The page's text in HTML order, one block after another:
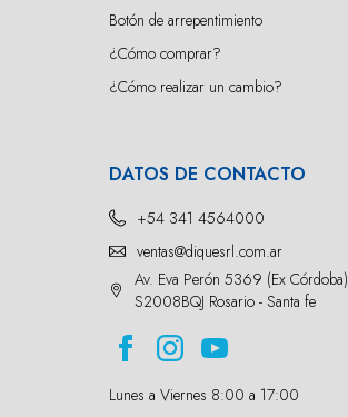
Botón de arrepentimiento
¿Cómo comprar?
¿Cómo realizar un cambio?
DATOS DE CONTACTO
+54 341 4564000
ventas@diquesrl.com.ar
Av. Eva Perón 5369 (Ex Córdoba)
S2008BQJ Rosario - Santa fe
Lunes a Viernes 8:00 a 17:00